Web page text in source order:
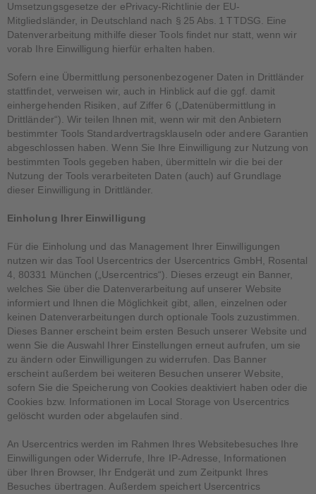
Umsetzungsgesetze der ePrivacy-Richtlinie der EU-
Mitgliedsländer, in Deutschland nach § 25 Abs. 1 TTDSG. Eine
Datenverarbeitung mithilfe dieser Tools findet nur statt, wenn wir
vorab Ihre Einwilligung hierfür erhalten haben.
Sofern eine Übermittlung personenbezogener Daten in Drittländer
stattfindet, verweisen wir, auch in Hinblick auf die ggf. damit
einhergehenden Risiken, auf Ziffer 6 („Datenübermittlung in
Drittländer“). Wir teilen Ihnen mit, wenn wir mit den Anbietern
bestimmter Tools Standardvertragsklauseln oder andere Garantien
abgeschlossen haben. Wenn Sie Ihre Einwilligung zur Nutzung von
bestimmten Tools gegeben haben, übermitteln wir die bei der
Nutzung der Tools verarbeiteten Daten (auch) auf Grundlage
dieser Einwilligung in Drittländer.
Einholung Ihrer Einwilligung
Für die Einholung und das Management Ihrer Einwilligungen
nutzen wir das Tool Usercentrics der Usercentrics GmbH, Rosental
4, 80331 München („Usercentrics“). Dieses erzeugt ein Banner,
welches Sie über die Datenverarbeitung auf unserer Website
informiert und Ihnen die Möglichkeit gibt, allen, einzelnen oder
keinen Datenverarbeitungen durch optionale Tools zuzustimmen.
Dieses Banner erscheint beim ersten Besuch unserer Website und
wenn Sie die Auswahl Ihrer Einstellungen erneut aufrufen, um sie
zu ändern oder Einwilligungen zu widerrufen. Das Banner
erscheint außerdem bei weiteren Besuchen unserer Website,
sofern Sie die Speicherung von Cookies deaktiviert haben oder die
Cookies bzw. Informationen im Local Storage von Usercentrics
gelöscht wurden oder abgelaufen sind.
An Usercentrics werden im Rahmen Ihres Websitebesuches Ihre
Einwilligungen oder Widerrufe, Ihre IP-Adresse, Informationen
über Ihren Browser, Ihr Endgerät und zum Zeitpunkt Ihres
Besuches übertragen. Außerdem speichert Usercentrics